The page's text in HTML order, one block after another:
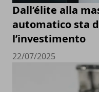
Dall’élite alla
automatico sta
l’investimento
22/07/2025